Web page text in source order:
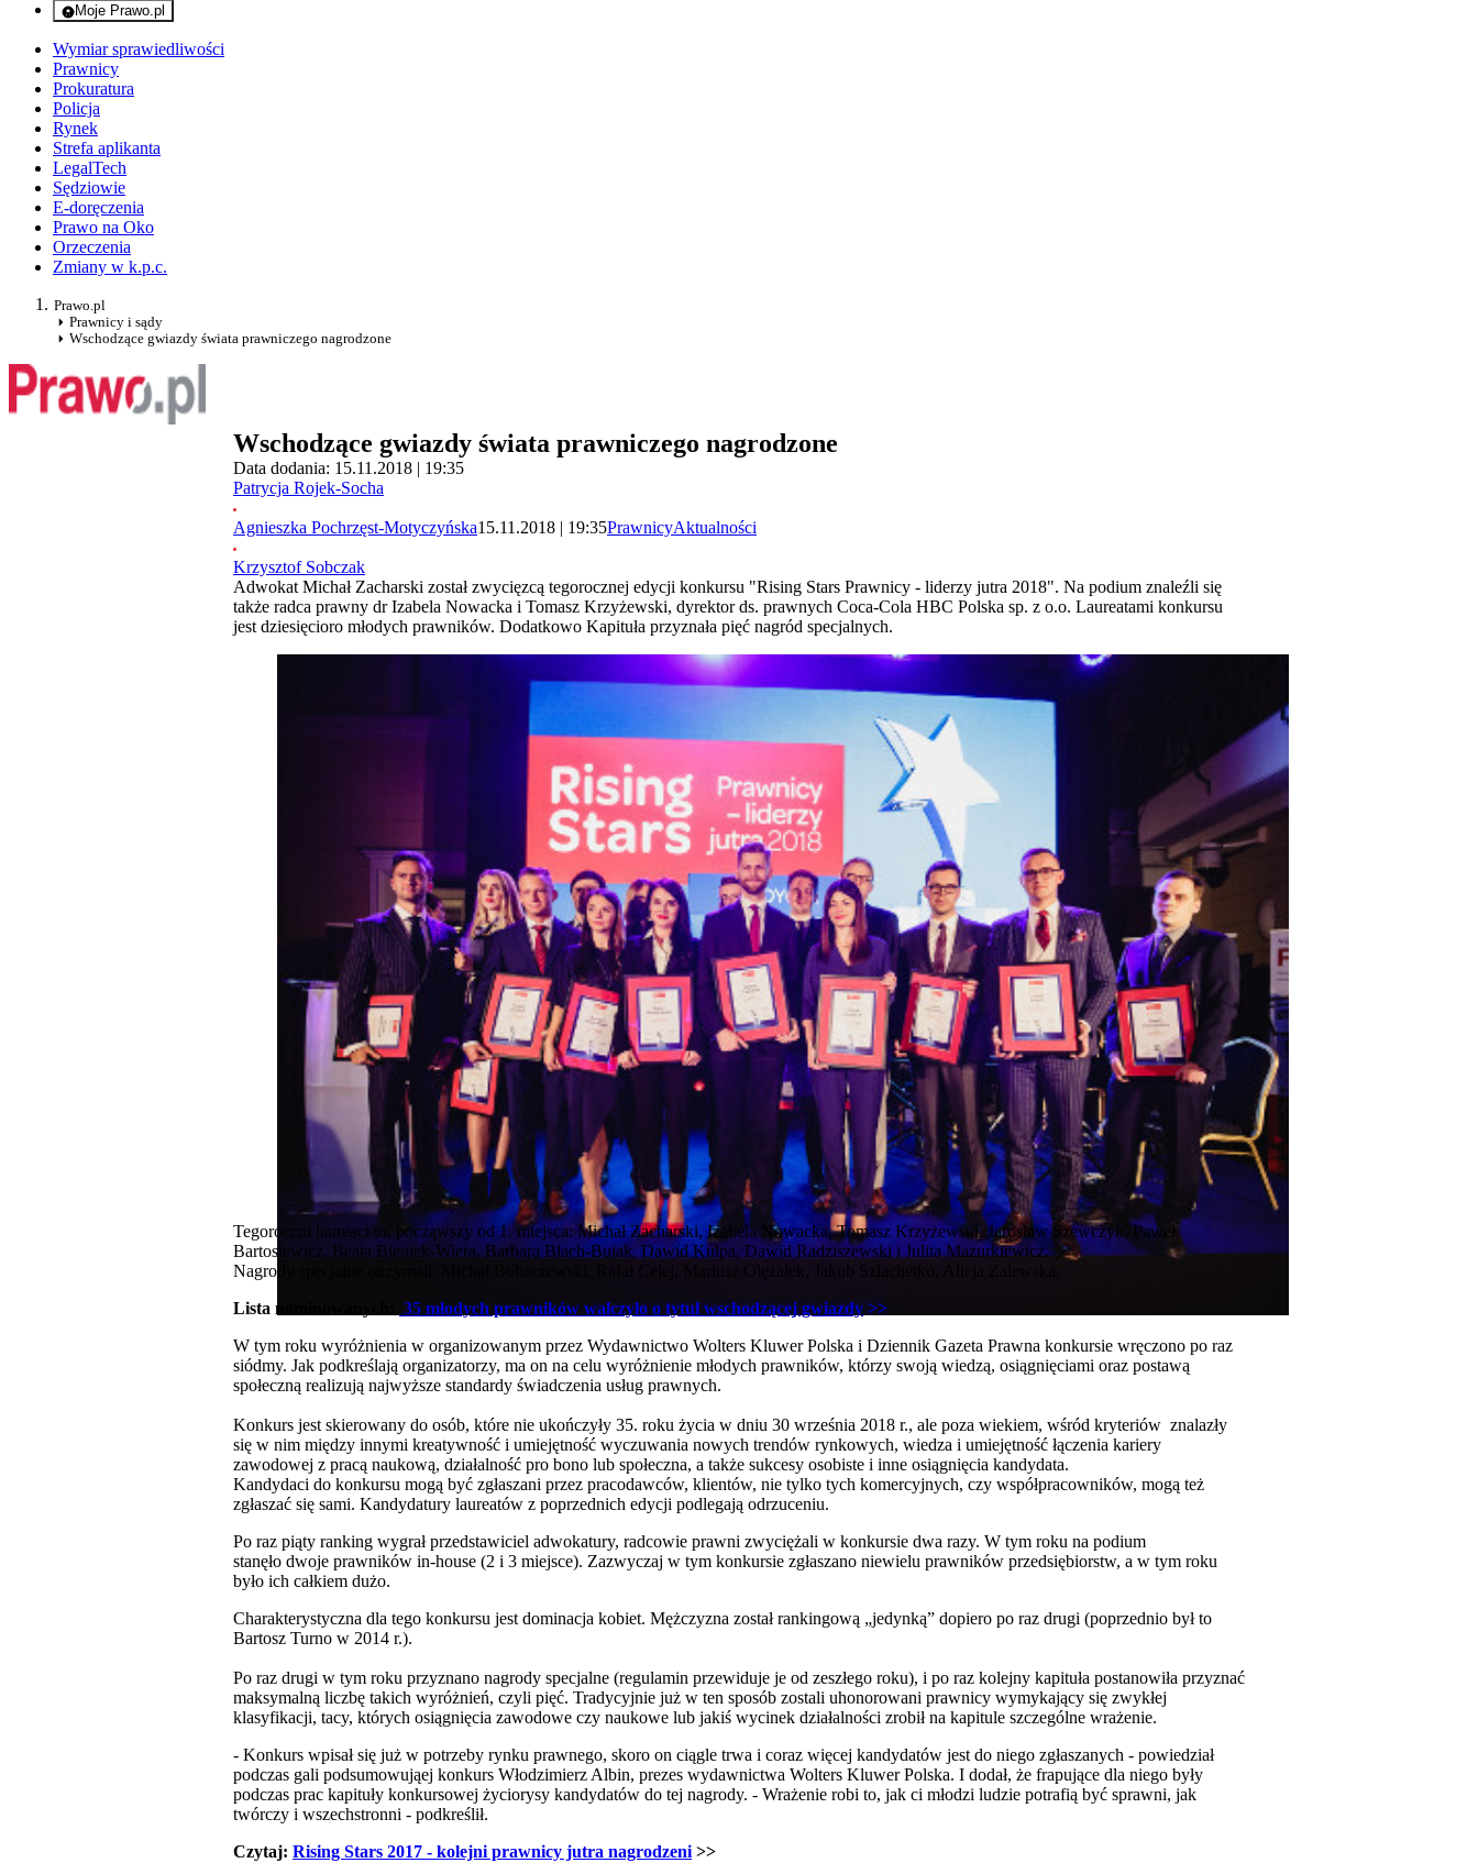
Moje Prawo.pl
- rejestracja i logowanie do serwisu
Wymiar sprawiedliwości
Prawnicy
Prokuratura
Policja
Rynek
Strefa aplikanta
LegalTech
Sędziowie
E-doręczenia
Prawo na Oko
Orzeczenia
Zmiany w k.p.c.
Prawo.pl
Prawnicy i sądy
Wschodzące gwiazdy świata prawniczego nagrodzone
Wschodzące gwiazdy świata prawniczego nagrodzone
Data dodania: 15.11.2018 | 19:35
Patrycja Rojek-Socha
Agnieszka Pochrzęst-Motyczyńska
Krzysztof Sobczak
15.11.2018 | 19:35PrawnicyAktualności
Adwokat Michał Zacharski został zwycięzcą tegorocznej edycji konkursu "Rising Stars Prawnicy - liderzy jutra 2018". Na podium znaleźli się
także radca prawny dr Izabela Nowacka i Tomasz Krzyżewski, dyrektor ds. prawnych Coca-Cola HBC Polska sp. z o.o. Laureatami konkursu
jest dziesięcioro młodych prawników. Dodatkowo Kapituła przyznała pięć nagród specjalnych.
Tegoroczni laureaci to, począwszy od 1. miejsca: Michał Zacharski, Izabela Nowacka, Tomasz Krzyżewski, Jarosław Szewczyk, Paweł
Bartosiewicz, Beata Bieniek-Wiera, Barbara Błach-Bujak, Dawid Kulpa, Dawid Radziszewski i Julita Mazurkiewicz.
Nagrody specjalne otrzymali: Michał Bohaczewski, Rafał Celej, Mariusz Olężałek, Jakub Szlachetko, Alicja Zalewska.
Lista nominowanych:
35 młodych prawników walczyło o tytuł wschodzącej gwiazdy >>
W tym roku wyróżnienia w organizowanym przez Wydawnictwo Wolters Kluwer Polska i Dziennik Gazeta Prawna konkursie wręczono po raz
siódmy. Jak podkreślają organizatorzy, ma on na celu wyróżnienie młodych prawników, którzy swoją wiedzą, osiągnięciami oraz postawą
społeczną realizują najwyższe standardy świadczenia usług prawnych.
Konkurs jest skierowany do osób, które nie ukończyły 35. roku życia w dniu 30 września 2018 r., ale poza wiekiem, wśród kryteriów znalazły
się w nim między innymi kreatywność i umiejętność wyczuwania nowych trendów rynkowych, wiedza i umiejętność łączenia kariery
zawodowej z pracą naukową, działalność pro bono lub społeczna, a także sukcesy osobiste i inne osiągnięcia kandydata.
Kandydaci do konkursu mogą być zgłaszani przez pracodawców, klientów, nie tylko tych komercyjnych, czy współpracowników, mogą też
zgłaszać się sami. Kandydatury laureatów z poprzednich edycji podlegają odrzuceniu.
Po raz piąty ranking wygrał przedstawiciel adwokatury, radcowie prawni zwyciężali w konkursie dwa razy. W tym roku na podium
stanęło dwoje prawników in-house (2 i 3 miejsce). Zazwyczaj w tym konkursie zgłaszano niewielu prawników przedsiębiorstw, a w tym roku
było ich całkiem dużo.
Charakterystyczna dla tego konkursu jest dominacja kobiet. Mężczyzna został rankingową „jedynką” dopiero po raz drugi (poprzednio był to
Bartosz Turno w 2014 r.).
Po raz drugi w tym roku przyznano nagrody specjalne (regulamin przewiduje je od zeszłego roku), i po raz kolejny kapituła postanowiła przyznać
maksymalną liczbę takich wyróżnień, czyli pięć. Tradycyjnie już w ten sposób zostali uhonorowani prawnicy wymykający się zwykłej
klasyfikacji, tacy, których osiągnięcia zawodowe czy naukowe lub jakiś wycinek działalności zrobił na kapitule szczególne wrażenie.
- Konkurs wpisał się już w potrzeby rynku prawnego, skoro on ciągle trwa i coraz więcej kandydatów jest do niego zgłaszanych - powiedział
podczas gali podsumowująej konkurs Włodzimierz Albin, prezes wydawnictwa Wolters Kluwer Polska. I dodał, że frapujące dla niego były
podczas prac kapituły konkursowej życiorysy kandydatów do tej nagrody. - Wrażenie robi to, jak ci młodzi ludzie potrafią być sprawni, jak
twórczy i wszechstronni - podkreślił.
Czytaj: Rising Stars 2017 - kolejni prawnicy jutra nagrodzeni>>